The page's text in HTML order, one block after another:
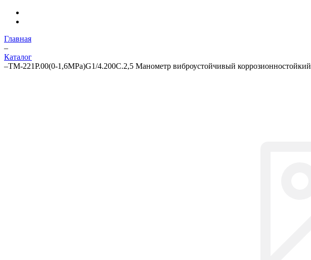
Главная
–
Каталог
–ТМ-221Р.00(0-1,6MPa)G1/4.200C.2,5 Манометр виброустойчивый коррозионностойкий